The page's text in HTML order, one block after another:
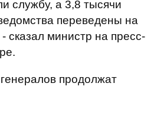
службу, а 3,8 тысячи
переведены на
сказал министр на пресс-
продолжат